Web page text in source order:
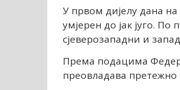
У првом дијелу дана на
умјерен до јак југо.
сјеверозападни и
Према подацима
преовладава